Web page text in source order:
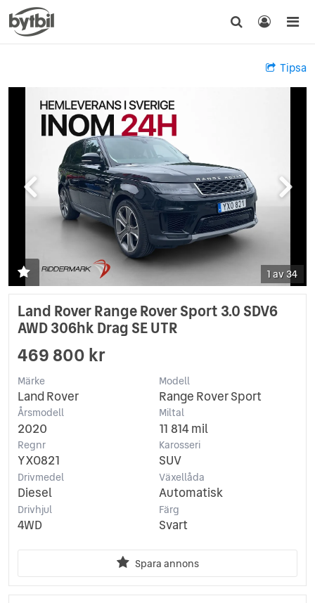
Tipsa
1 av 34
Land Rover Range Rover Sport 3.0 SDV6
AWD 306hk Drag SE UTR
469 800 kr
Märke
Land Rover
Modell
Range Rover Sport
Årsmodell
2020
Miltal
11 814 mil
Regnr
YXO821
Karosseri
SUV
Drivmedel
Diesel
Växellåda
Automatisk
Drivhjul
4WD
Färg
Svart
Spara annons